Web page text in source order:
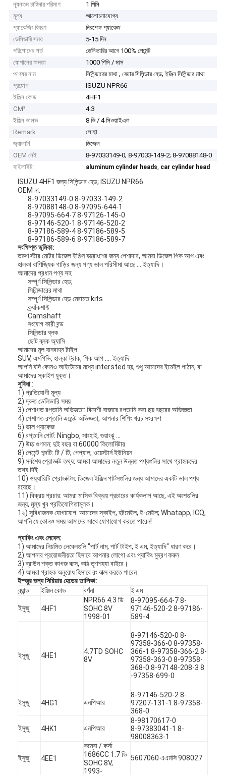
ভিডিও
ন্যূনতম চাহিদার পরিমাণ
1 পিসি
মূল্য
আলোচনাযোগ্য
প্যাকেজিং বিবরণ
নিরপেক্ষ প্যাকেজ
ডেলিভারি সময়
5-15 দিন
পরিশোধের শর্ত
ডেলিভারির আগে 100% পেমেন্ট
যোগানের ক্ষমতা
1000 পিসি / মাস
পণ্যের নাম
সিলিন্ডারের মাথা ; বেয়ার সিলিন্ডার হেড; ইঞ্জিন সিলিন্ডার মাথা
প্রয়োগ
ISUZU NPR66
ইঞ্জিন কোড
4HF1
CM³
4.3
ইঞ্জিন ভালভ
8 ভি / 4 সিওয়াইএল
Remark
লোহা
জ্বালানি
ডিজেল
OEM নেই
8-97033149-0; 8-97033-149-2; 8-97088148-0
হাইলাইট:
aluminum cylinder heads, car cylinder head
ISUZU 4HF1 জন্য সিলিন্ডার হেড; ISUZU NPR66
OEM না:
8-97033149-0 8-97033-149-2
8-97088148-0 8-97095-644-1
8-97095-664-7 8-97126-145-0
8-97146-520-1 8-97146-520-2
8-97186-589-4 8-97186-589-5
8-97186-589-6 8-97186-589-7
সংক্ষিপ্ত ভূমিকা:
তরুণ স্টার মোটর ডিজেল ইঞ্জিন যন্ত্রাংশের জন্য পেশাদার, আমরা ডিজেল পিক আপ এবং
হালকা বাণিজ্যিক গাড়ির জন্য পণ্য ভাল পরিসীমা আছে ... ইত্যাদি।
আমাদের প্রধান পণ্য সহ:
সম্পূর্ণ সিলিন্ডার হেড;
সিলিন্ডারের মাথা
সম্পূর্ণ সিলিন্ডার হেড মেরামত kits
ক্র্যাঁকশাফ্ট
Camshaft
সংযোগ কারী দন্ড
সিলিন্ডার ব্লক
ছোট ব্লক অ্যাসি
আমাদের মূল যানবাহন টাইপ:
SUV, এমপিভি, হাল্কা ট্রাক, পিক আপ .... ইত্যাদি
আপনি যদি কোনও আইটেমের মধ্যে intersted হয়, শুধু আমাদের ইমেইল পাঠান, বা
আমাদের স্কাইপ যুক্ত।
সুবিধা:
1) প্রতিযোগী মূল্য
2) দ্রুত ডেলিভারি সময়
3) পেশাগত রপ্তানি অভিজ্ঞতা: বিদেশী বাজারে রপ্তানি করা ছয় বছরের অভিজ্ঞতা
4) পেশাগত রপ্তানি এজেন্ট অভিজ্ঞতা, আপনার শিপিং খরচ সংরক্ষণ
5) ভাল প্যাকেজ
6) রপ্তানি পোর্ট: Ningbo, সাংহাই, গুয়াংঝু ...
7) উচ্চ গুণমান: দুই বছর বা 60000 কিলোমিটার
8) পেমেন্ট শব্দটি: টি / টি; পেপ্যাল; ওয়েস্টার্ন ইউনিয়ন
9) সর্বশেষ প্রোডাক্ট তথ্য: আমরা আমাদের নতুন উন্নত পণ্যগুলির সাথে গ্রাহকদের
তথ্য দিই
10) ওয়্যারিটি প্রোডাক্টস: ডিজেল ইঞ্জিন পার্টসগুলির জন্য আমাদের একটি ভাল পণ্য
রয়েছে।
11) বিক্রয় প্রচার: আমরা মাসিক বিক্রয় প্রচারের কার্যকলাপ আছে, এই অংশগুলির
জন্য, মূল্য খুব প্রতিযোগিতামূলক।
1২) সুবিধাজনক যোগাযোগ: আমাদের স্কাইপ, হটমেইল, ই-মেইল; Whatapp, ICQ,
আপনি যে কোনও সময় আমাদের সাথে যোগাযোগ করতে পারেন!
প্যাকিং এবং লেবেল:
1) আমাদের নিয়মিত লেবেলগুলি "পার্ট নাম, পার্ট টাইপ, ই এম, ইত্যাদি" ধারণ করে।
2) আপনার প্রয়োজনীয়তা হিসাবে আপনার লোগো এবং প্যাকিং মুদ্রণ করুন
3) ব্রাউন শক্ত কাগজ বাক্স, কাঠ তৃণশয্যা বাইরে।
4) আমরা গ্রাহক অনুরোধ হিসাবে রং বাক্স করতে পারেন
ইস্জুর জন্য সিরিয়ার হেডের তালিকা:
ব্র্যান্ড
ইঞ্জিন কোড বর্ণনা ই এম
ইসুজু 4HF1
NPR66 4.3 ডি
SOHC 8V
1998-01
8-97095-664-7 8-
97146-520-2 8-97186-
589-4
ইসুজু 4HE1
4.7TD SOHC
8V
8-97146-520-0 8-
97358-366-0 8-97358-
366-1 8-97358-366-2 8-
97358-363-0 8-97358-
368-0 8-97148-208-3 8
-97358-699-0
ইসুজু 4HG1 এনপিআর
8-97146-520-2 8-
97207-131-1 8-97358-
368-0
ইসুজু 4HK1 এনপিআর
8-98170617-0
8-97383041-1 8-
98008363-1
ইসুজু 4EE1
কম্বো / কর্সা
1686CC 1.7 ডি
SOHC 8V,
1993-
5607060 এএমসি 908027